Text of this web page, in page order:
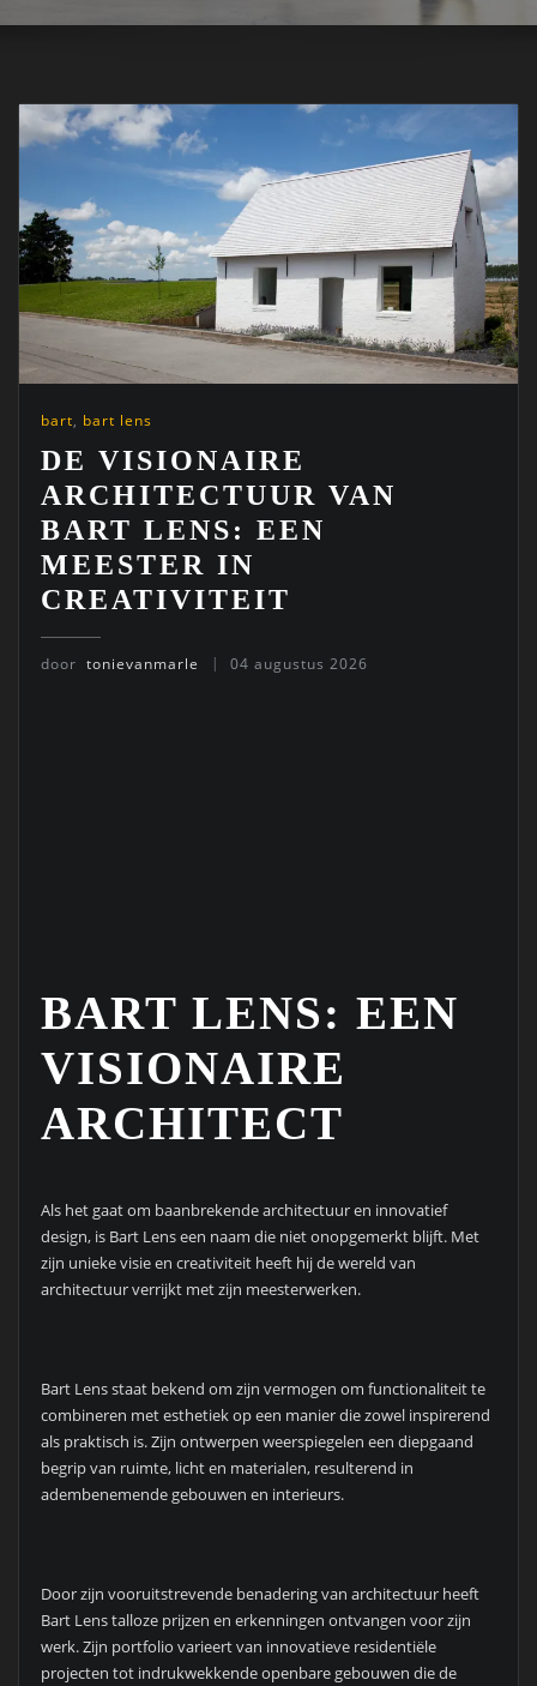
bart, bart lens
DE VISIONAIRE
ARCHITECTUUR VAN
BART LENS: EEN
MEESTER IN
CREATIVITEIT
door tonievanmarle 04 augustus 2026
BART LENS: EEN
VISIONAIRE
ARCHITECT
Als het gaat om baanbrekende architectuur en innovatief
design, is Bart Lens een naam die niet onopgemerkt blijft. Met
zijn unieke visie en creativiteit heeft hij de wereld van
architectuur verrijkt met zijn meesterwerken.
Bart Lens staat bekend om zijn vermogen om functionaliteit te
combineren met esthetiek op een manier die zowel inspirerend
als praktisch is. Zijn ontwerpen weerspiegelen een diepgaand
begrip van ruimte, licht en materialen, resulterend in
adembenemende gebouwen en interieurs.
Door zijn vooruitstrevende benadering van architectuur heeft
Bart Lens talloze prijzen en erkenningen ontvangen voor zijn
werk. Zijn portfolio varieert van innovatieve residentiële
projecten tot indrukwekkende openbare gebouwen die de